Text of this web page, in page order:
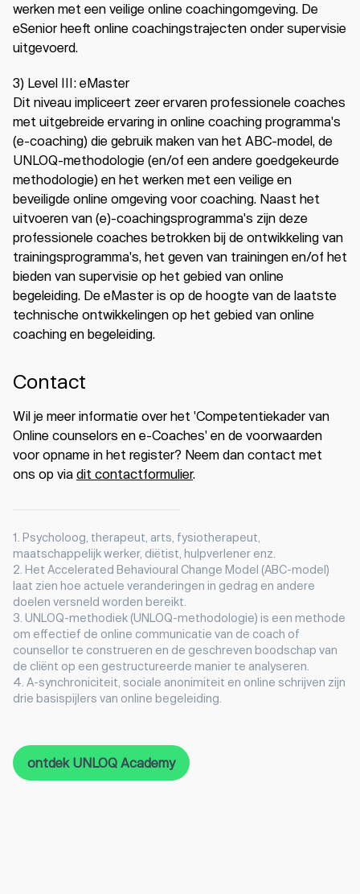
werken met een veilige online coachingomgeving. De
eSenior heeft online coachingstrajecten onder supervisie
uitgevoerd.
3) Level III: eMaster
Dit niveau impliceert zeer ervaren professionele coaches
met uitgebreide ervaring in online coaching programma's
(e-coaching) die gebruik maken van het ABC-model, de
UNLOQ-methodologie (en/of een andere goedgekeurde
methodologie) en het werken met een veilige en
beveiligde online omgeving voor coaching. Naast het
uitvoeren van (e)-coachingsprogramma's zijn deze
professionele coaches betrokken bij de ontwikkeling van
trainingsprogramma's, het geven van trainingen en/of het
bieden van supervisie op het gebied van online
begeleiding. De eMaster is op de hoogte van de laatste
technische ontwikkelingen op het gebied van online
coaching en begeleiding.
Contact
Wil je meer informatie over het 'Competentiekader van
Online counselors en e-Coaches' en de voorwaarden
voor opname in het register? Neem dan contact met
ons op via dit contactformulier.
1. Psycholoog, therapeut, arts, fysiotherapeut,
maatschappelijk werker, diëtist, hulpverlener enz.
2. Het Accelerated Behavioural Change Model (ABC-model)
laat zien hoe actuele veranderingen in gedrag en andere
doelen versneld worden bereikt.
3. UNLOQ-methodiek (UNLOQ-methodologie) is een methode
om effectief de online communicatie van de coach of
counsellor te construeren en de geschreven boodschap van
de cliënt op een gestructureerde manier te analyseren.
4. A-synchroniciteit, sociale anonimiteit en online schrijven zijn
drie basispijlers van online begeleiding.
ontdek UNLOQ Academy